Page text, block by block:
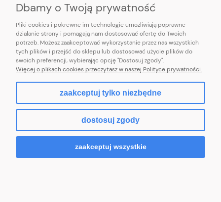
E-mail:pl101sukienek@gmail.com
101sukienek.pl
ul. Piotrkowska 317/11, Łódź 93-035, woj. łódzkie
pokaż pełną wersję strony
Sklep internetowy Shoper.pl
Dbamy o Twoją prywatność
Pliki cookies i pokrewne im technologie umożliwiają poprawne
działanie strony i pomagają nam dostosować ofertę do Twoich
potrzeb. Możesz zaakceptować wykorzystanie przez nas wszystkich
tych plików i przejść do sklepu lub dostosować użycie plików do
swoich preferencji, wybierając opcję "Dostosuj zgody".
Więcej o plikach cookies przeczytasz w naszej Polityce prywatności.
zaakceptuj tylko niezbędne
dostosuj zgody
zaakceptuj wszystkie